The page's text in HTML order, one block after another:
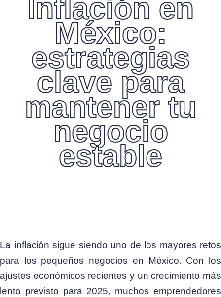
Inflación en
México:
estrategias
clave para
mantener tu
negocio
estable
La inflación sigue siendo uno de los mayores retos
para los pequeños negocios en México. Con los
ajustes económicos recientes y un crecimiento más
lento previsto para 2025, muchos emprendedores